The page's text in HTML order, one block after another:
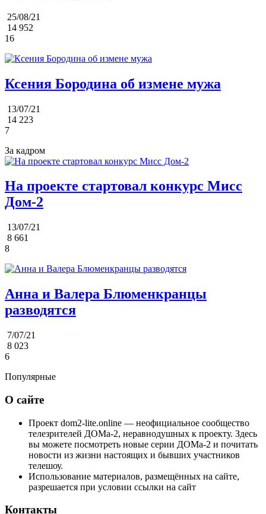
25/08/21
14 952
16
Ксения Бородина об измене мужа
13/07/21
14 223
7
За кадром
На проекте стартовал конкурс Мисс
Дом-2
13/07/21
8 661
8
Анна и Валера Блюменкранцы
разводятся
7/07/21
8 023
6
Популярные
О сайте
Проект dom2-lite.online — неофициальное сообщество
телезрителей ДОМа-2, неравнодушных к проекту. Здесь
вы можете посмотреть новые серии ДОМа-2 и почитать
новости из жизни настоящих и бывших участников
телешоу.
Использование материалов, размещённых на сайте,
разрешается при условии ссылки на сайт
Контакты